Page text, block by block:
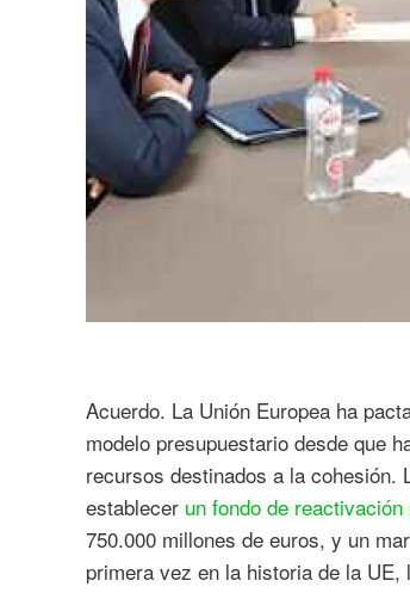
Acuerdo. La Unión Europea ha
modelo presupuestario desde que
recursos destinados a la cohesión.
establecer un fondo de
750.000 millones de euros, y un
primera vez en la historia de la